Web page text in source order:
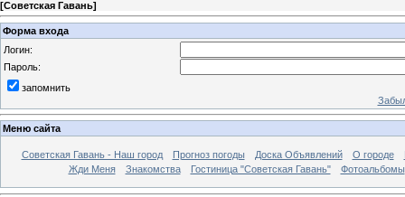
[Советская Гавань]
Форма входа
Логин:
Пароль:
запомнить
Меню сайта
Советская Гавань - Наш город Прогноз погоды Доска Объявлений О городе
Жди Меня
Знакомства Гостиница "Советская Гавань" Фотоальбомы